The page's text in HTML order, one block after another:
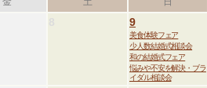
9
美食体験フェア
少人数結婚式相談会
和の結婚式フェア
悩みや不安を解決・ブラ
イダル相談会